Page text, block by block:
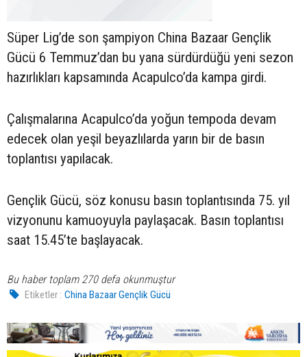
Süper Lig’de son şampiyon China Bazaar Gençlik
Gücü 6 Temmuz’dan bu yana sürdürdüğü yeni sezon
hazırlıkları kapsamında Acapulco’da kampa girdi.
Çalışmalarına Acapulco’da yoğun tempoda devam
edecek olan yeşil beyazlılarda yarın bir de basın
toplantısı yapılacak.
Gençlik Gücü, söz konusu basın toplantısında 75. yıl
vizyonunu kamuoyuyla paylaşacak. Basın toplantısı
saat 15.45’te başlayacak.
Bu haber toplam 270 defa okunmuştur
Etiketler : China Bazaar Gençlik Gücü